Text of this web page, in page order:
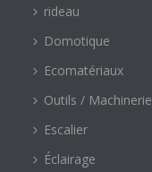
rideau
Domotique
Ecomatériaux
Outils / Machinerie
Escalier
Éclairage